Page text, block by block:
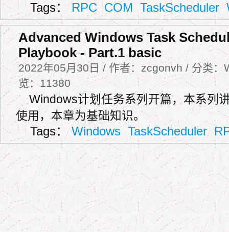
Tags：RPC COM TaskScheduler
Advanced Windows Task
Playbook - Part.1 basic
2022年05月30日 / 作者：zcgonvh / 分类：
览：11380
Windows计划任务系列开篇，本系列
使用，本章为基础知识。
Tags：Windows TaskScheduler